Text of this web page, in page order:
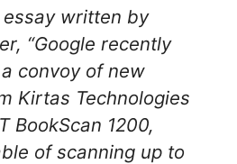
written by
“Google recently
convoy of new
Kirtas Technologies
BookScan 1200,
of scanning up to